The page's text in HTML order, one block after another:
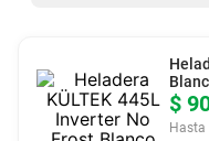
$
Hasta